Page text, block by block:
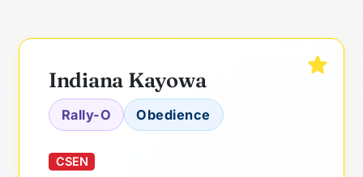
Indiana Kayowa
Rally-O Obedience
CSEN